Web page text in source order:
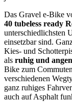
Das Gravel e-Bike
40 tubeless ready
unterschiedlichsten
einsetzbar sind.
Kies- und
als ruhig und
Bike zum
verschiedenen
ganz ruhiges
auch auf Asphalt